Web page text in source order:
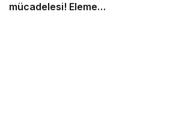
mücadelesi! Eleme